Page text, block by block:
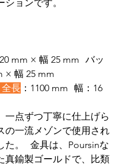
ョンです。
mm × 幅 25 mm バッ
× 幅 25 mm
長 ：1100 mm 幅：16
一点ずつ丁寧に仕上げら
の一流メゾンで使用され
た。 金具は、Poursinな
真鍮製ゴールドで、比類